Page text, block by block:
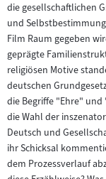
die gesellschaftlichen
und
Film Raum gegeben
geprägte
religiösen Motive
deutschen
die Begriffe "Ehre"
die Wahl der
Deutsch und
ihr Schicksal
dem Prozessverlauf